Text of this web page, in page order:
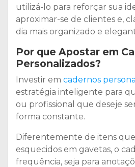
utilizá-lo para reforçar sua
aproximar-se de clientes e,
dia mais organizado e
Por que Apostar em
Personalizados?
Investir em cadernos
estratégia inteligente para
ou profissional que deseje
forma constante.
Diferentemente de itens
esquecidos em gavetas, o
frequência, seja para